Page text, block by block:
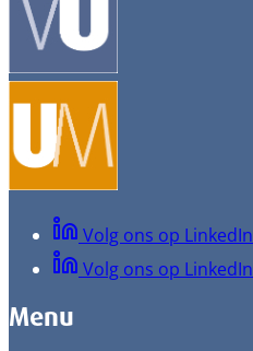
Volg ons op LinkedIn
Volg ons op LinkedIn
Menu